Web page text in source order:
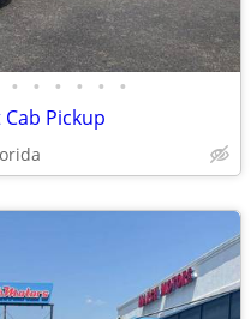
• • • • • •
Cab Pickup